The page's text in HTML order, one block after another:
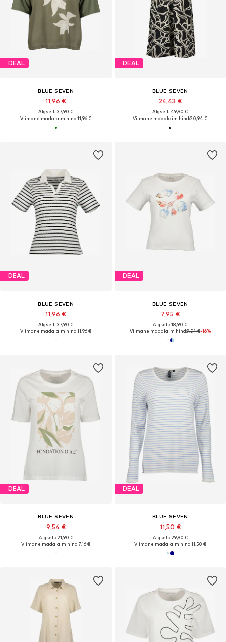
DEAL
BLUE SEVEN
11,96 €
Algselt: 37,90 €
Viimane madalaim hind:11,96 €
DEAL
BLUE SEVEN
24,43 €
Algselt: 49,90 €
Viimane madalaim hind:20,94 €
DEAL
BLUE SEVEN
11,96 €
Algselt: 37,90 €
Viimane madalaim hind:11,96 €
DEAL
BLUE SEVEN
7,95 €
Algselt: 18,90 €
Viimane madalaim hind:9,54 €-16%
DEAL
BLUE SEVEN
9,54 €
Algselt: 21,90 €
Viimane madalaim hind:7,16 €
DEAL
BLUE SEVEN
11,50 €
Algselt: 29,90 €
Viimane madalaim hind:11,50 €